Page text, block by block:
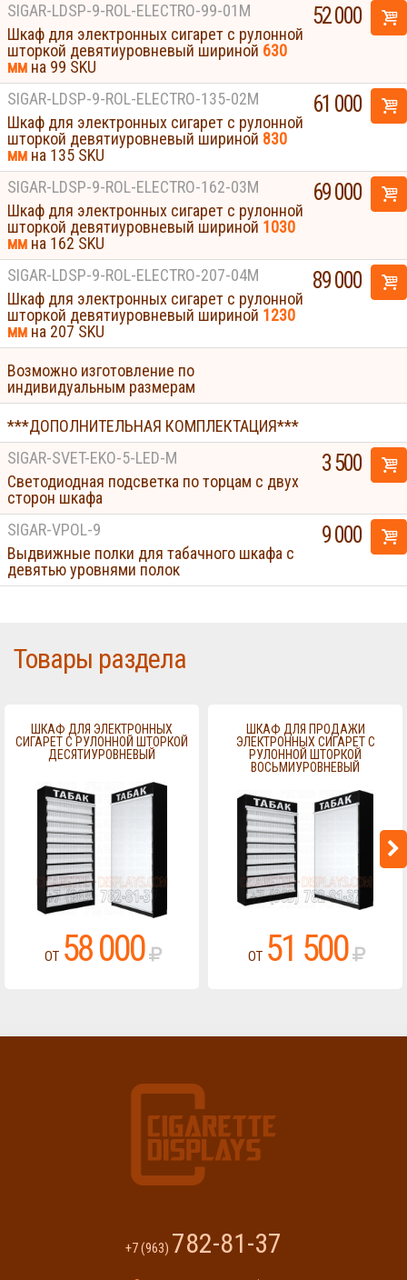
SIGAR-LDSP-9-ROL-ELECTRO-99-01M
Шкаф для электронных сигарет с рулонной
шторкой девятиуровневый шириной 630
мм на 99 SKU
52 000
SIGAR-LDSP-9-ROL-ELECTRO-135-02M
Шкаф для электронных сигарет с рулонной
шторкой девятиуровневый шириной 830
мм на 135 SKU
61 000
SIGAR-LDSP-9-ROL-ELECTRO-162-03M
Шкаф для электронных сигарет с рулонной
шторкой девятиуровневый шириной 1030
мм на 162 SKU
69 000
SIGAR-LDSP-9-ROL-ELECTRO-207-04M
Шкаф для электронных сигарет с рулонной
шторкой девятиуровневый шириной 1230
мм на 207 SKU
89 000
Возможно изготовление по
индивидуальным размерам
***ДОПОЛНИТЕЛЬНАЯ КОМПЛЕКТАЦИЯ***
SIGAR-SVET-EKO-5-LED-M
Светодиодная подсветка по торцам с двух
сторон шкафа
3 500
SIGAR-VPOL-9
Выдвижные полки для табачного шкафа с
девятью уровнями полок
9 000
Товары раздела
ШКАФ ДЛЯ ЭЛЕКТРОННЫХ
СИГАРЕТ С РУЛОННОЙ ШТОРКОЙ
ДЕСЯТИУРОВНЕВЫЙ
ОТ 58 000
ШКАФ ДЛЯ ПРОДАЖИ
ЭЛЕКТРОННЫХ СИГАРЕТ С
РУЛОННОЙ ШТОРКОЙ
ВОСЬМИУРОВНЕВЫЙ
ОТ 51 500
+7 (963) 782-81-37